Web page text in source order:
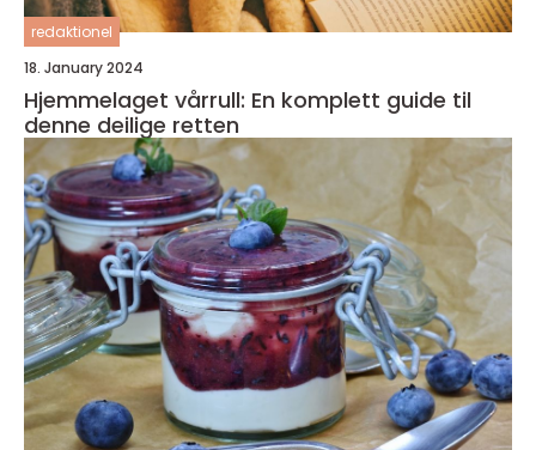
redaktionel
18. January 2024
Hjemmelaget vårrull: En komplett guide til
denne deilige retten